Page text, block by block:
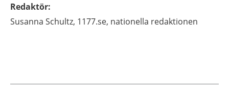
Redaktör:
Susanna Schultz, 1177.se, nationella redaktionen